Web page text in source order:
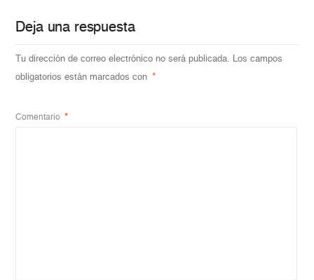
Deja una respuesta
Tu dirección de correo electrónico no será publicada. Los campos
obligatorios están marcados con
*
Comentario *